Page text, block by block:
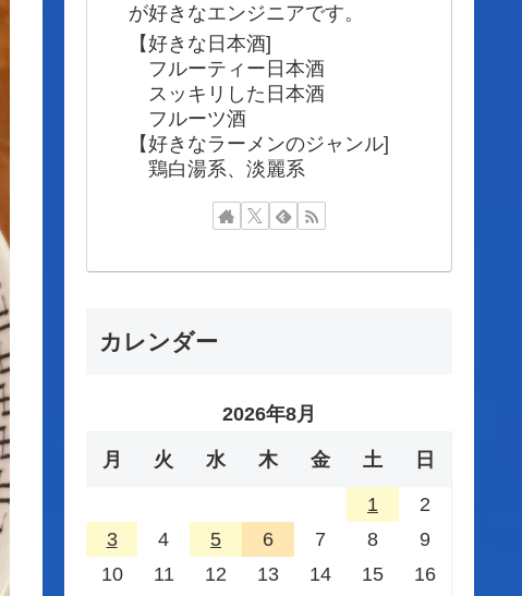
が好きなエンジニアです。
【好きな日本酒]
フルーティー日本酒
スッキリした日本酒
フルーツ酒
【好きなラーメンのジャンル]
鶏白湯系、淡麗系
カレンダー
2026年8月
月 火 水 木 金 土 日
1
2
3
4 5 6 7 8
9
10
11 12 13 14 15
16